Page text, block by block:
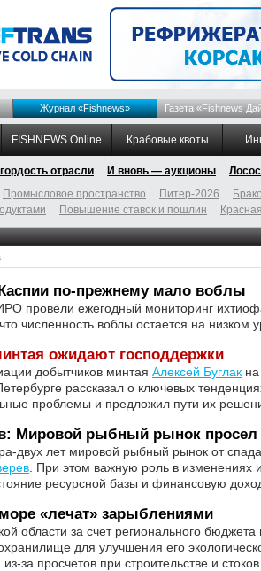
Журнал «Fishnews» Газета «Fishnews
FISHNEWS Online Крабовые квоты
отрасли И вновь — аукционы
Промысловое пространство Питер-2026
Повышение ставок и пошлин
по-прежнему мало воблы
провели ежегодный мониторинг
численность воблы остается на низком
ожидают господдержки
добытчиков минтая Алексей Буглак
рассказал о ключевых
проблемы и предложил пути их
Мировой рыбный рынок
двух лет мировой рыбный рынок от
. При этом важную роль в изменениях
ресурсной базы и финансовую
«лечат» зарыблениями
области за счет регионального
для улучшения его
за просчетов при строительстве и стоков.